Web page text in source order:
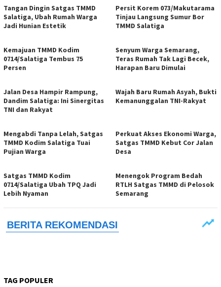
Tangan Dingin Satgas TMMD
Salatiga, Ubah Rumah Warga
Jadi Hunian Estetik
Persit Korem 073/Makutarama
Tinjau Langsung Sumur Bor
TMMD Salatiga
Kemajuan TMMD Kodim
0714/Salatiga Tembus 75
Persen
Senyum Warga Semarang,
Teras Rumah Tak Lagi Becek,
Harapan Baru Dimulai
Jalan Desa Hampir Rampung,
Dandim Salatiga: Ini Sinergitas
TNI dan Rakyat
Wajah Baru Rumah Asyah, Bukti
Kemanunggalan TNI-Rakyat
Mengabdi Tanpa Lelah, Satgas
TMMD Kodim Salatiga Tuai
Pujian Warga
Perkuat Akses Ekonomi Warga,
Satgas TMMD Kebut Cor Jalan
Desa
Satgas TMMD Kodim
0714/Salatiga Ubah TPQ Jadi
Lebih Nyaman
Menengok Program Bedah
RTLH Satgas TMMD di Pelosok
Semarang
TAG POPULER